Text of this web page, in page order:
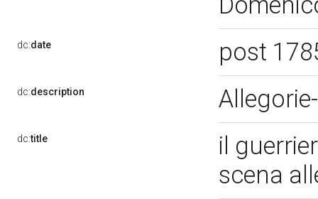
dc:date post
dc:description
dc:title
il
scena